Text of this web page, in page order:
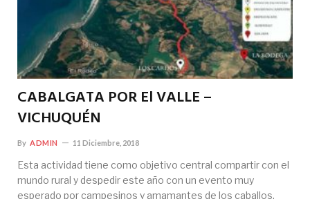
CABALGATA POR El VALLE –
VICHUQUÉN
By ADMIN 11 Diciembre, 2018
Esta actividad tiene como objetivo central compartir con el
mundo rural y despedir este año con un evento muy
esperado por campesinos y amamantes de los caballos,